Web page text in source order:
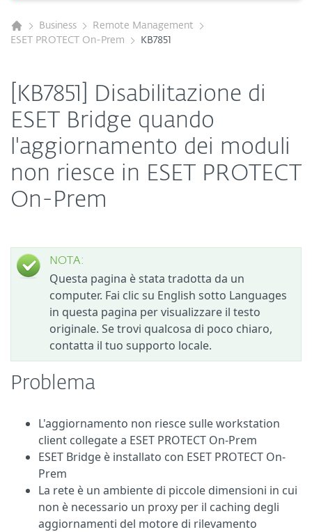
Business
Remote Management
ESET PROTECT On-Prem
KB7851
[KB7851] Disabilitazione di
ESET Bridge quando
l'aggiornamento dei moduli
non riesce in ESET PROTECT
On-Prem
NOTA:
Questa pagina è stata tradotta da un
computer. Fai clic su English sotto Languages
in questa pagina per visualizzare il testo
originale. Se trovi qualcosa di poco chiaro,
contatta il tuo supporto locale.
Problema
L'aggiornamento non riesce sulle workstation
client collegate a ESET PROTECT On-Prem
ESET Bridge è installato con ESET PROTECT On-
Prem
La rete è un ambiente di piccole dimensioni in cui
non è necessario un proxy per il caching degli
aggiornamenti del motore di rilevamento